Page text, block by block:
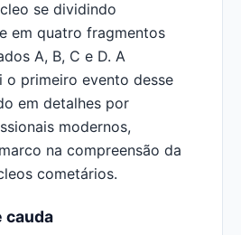
se dividindo
em quatro fragmentos
A, B, C e D. A
o primeiro evento desse
em detalhes por
modernos,
na compreensão da
cometários.
cauda